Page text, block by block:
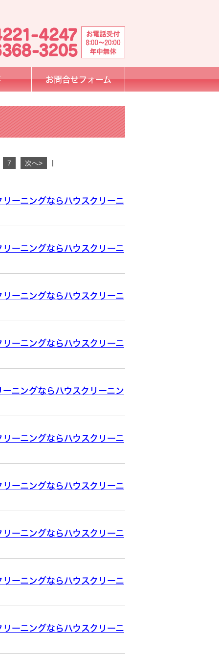
お問合せフォーム
|
7 次へ>
ーニングならハウスクリーニ
ーニングならハウスクリーニ
ーニングならハウスクリーニ
ーニングならハウスクリーニ
ニングならハウスクリーニン
ーニングならハウスクリーニ
ーニングならハウスクリーニ
ーニングならハウスクリーニ
ーニングならハウスクリーニ
ーニングならハウスクリーニ